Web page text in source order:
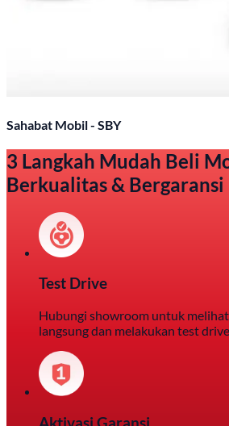
Sahabat Mobil - SBY
3 Langkah Mudah Beli
Berkualitas & Bergaransi
Test Drive
Hubungi showroom untuk
langsung dan melakukan test